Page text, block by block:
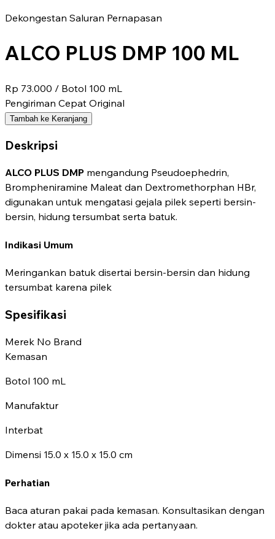
Dekongestan Saluran Pernapasan
ALCO PLUS DMP 100 ML
Rp 73.000 / Botol 100 mL
Pengiriman Cepat Original
Tambah ke Keranjang
Deskripsi
ALCO PLUS DMP mengandung Pseudoephedrin,
Brompheniramine Maleat dan Dextromethorphan HBr,
digunakan untuk mengatasi gejala pilek seperti bersin-
bersin, hidung tersumbat serta batuk.
Indikasi Umum
Meringankan batuk disertai bersin-bersin dan hidung
tersumbat karena pilek
Spesifikasi
Merek No Brand
Kemasan
Botol 100 mL
Manufaktur
Interbat
Dimensi 15.0 x 15.0 x 15.0 cm
Perhatian
Baca aturan pakai pada kemasan. Konsultasikan dengan
dokter atau apoteker jika ada pertanyaan.